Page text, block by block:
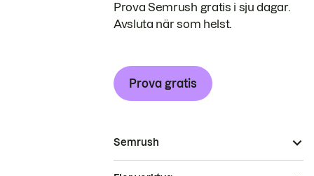
Prova Semrush gratis i sju dagar.
Avsluta när som helst.
Prova gratis
Semrush